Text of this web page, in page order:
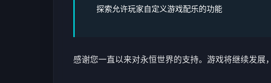
探索允许玩家自定义游戏配乐的功能
感谢您一直以来对永恒世界的支持。游戏将继续发